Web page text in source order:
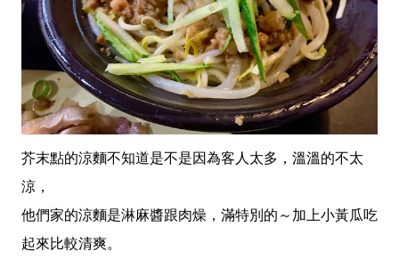
芥末點的涼麵不知道是不是因為客人太多，溫溫的不太
涼，
他們家的涼麵是淋麻醬跟肉燥，滿特別的～加上小黃瓜吃
起來比較清爽。